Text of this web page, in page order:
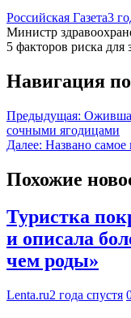
Российская Газета3
Министр
5 факторов риска для
Навигация
Предыдущая:
сочными ягодицами
Далее: Названо
Похожие
Туристка
и описала
чем роды»
Lenta.ru2 года спустя